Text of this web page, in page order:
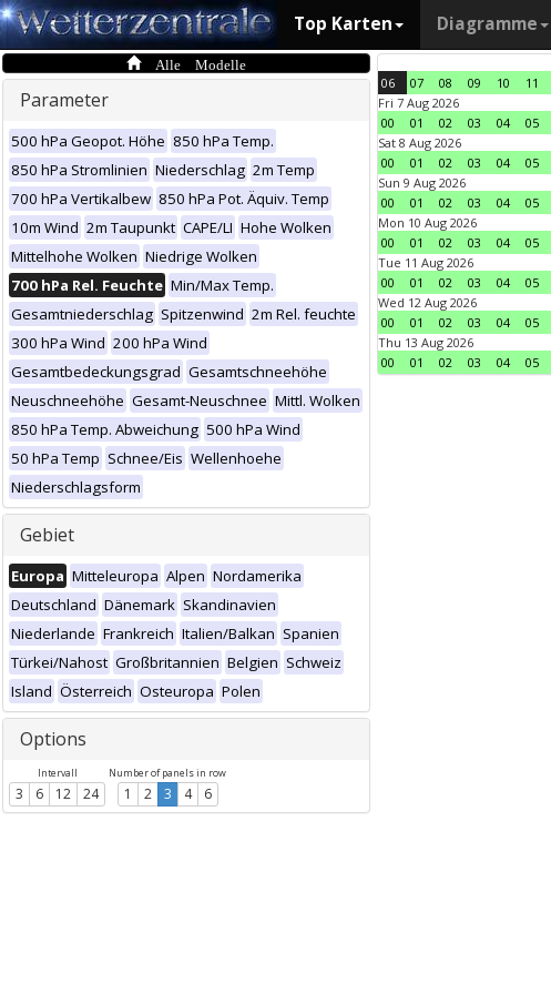
Top Karten Diagramme
Alle Modelle
Parameter
500 hPa Geopot. Höhe 850 hPa Temp.
850 hPa Stromlinien Niederschlag 2m Temp
700 hPa Vertikalbew 850 hPa Pot. Äquiv. Temp
10m Wind 2m Taupunkt CAPE/LI Hohe Wolken
Mittelhohe Wolken Niedrige Wolken
700 hPa Rel. Feuchte Min/Max Temp.
Gesamtniederschlag Spitzenwind 2m Rel. feuchte
300 hPa Wind 200 hPa Wind
Gesamtbedeckungsgrad Gesamtschneehöhe
Neuschneehöhe Gesamt-Neuschnee Mittl. Wolken
850 hPa Temp. Abweichung 500 hPa Wind
50 hPa Temp Schnee/Eis Wellenhoehe
Niederschlagsform
Gebiet
Europa Mitteleuropa Alpen Nordamerika
Deutschland Dänemark Skandinavien
Niederlande Frankreich Italien/Balkan Spanien
Türkei/Nahost Großbritannien Belgien Schweiz
Island Österreich Osteuropa Polen
Options
Intervall
3 6 12 24
Number of panels in row
1 2 3 4 6
06 07 08 09 10 11
Fri 7 Aug 2026
00
01 02 03 04 05
Sat 8 Aug 2026
00
01 02 03 04 05
Sun 9 Aug 2026
00
01 02 03 04 05
Mon 10 Aug 2026
00
01 02 03 04 05
Tue 11 Aug 2026
00
01 02 03 04 05
Wed 12 Aug 2026
00
01 02 03 04 05
Thu 13 Aug 2026
00
01 02 03 04 05